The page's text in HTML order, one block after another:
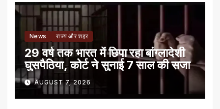
News राज्य और शहर
29 वर्ष तक भारत में छिपा रहा बांग्लादेशी
घुसपैठिया, कोर्ट ने सुनाई 7 साल की सजा
AUGUST 7, 2026